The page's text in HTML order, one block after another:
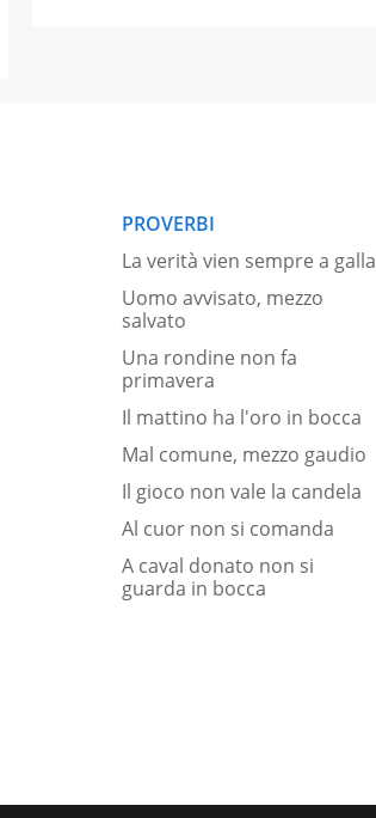
PROVERBI
La verità vien sempre a galla
Uomo avvisato, mezzo
salvato
Una rondine non fa
primavera
Il mattino ha l'oro in bocca
Mal comune, mezzo gaudio
Il gioco non vale la candela
Al cuor non si comanda
A caval donato non si
guarda in bocca